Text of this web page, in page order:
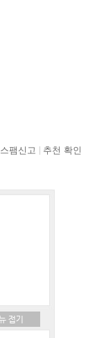
스팸신고 추천 확인